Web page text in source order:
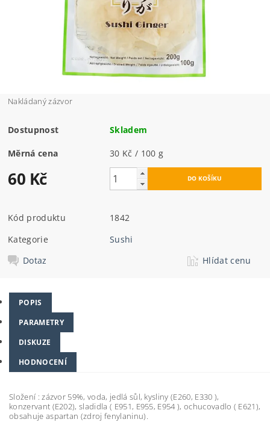
Nakládaný zázvor
Dostupnost Skladem
Měrná cena 30 Kč / 100 g
60 Kč
Kód produktu
1842
Kategorie
Sushi
Dotaz
Hlídat cenu
POPIS
PARAMETRY
DISKUZE
HODNOCENÍ
Složení : zázvor 59%, voda, jedlá sůl, kysliny (E260, E330 ),
konzervant (E202), sladidla ( E951, E955, E954 ), ochucovadlo ( E621),
obsahuje aspartan (zdroj fenylaninu).